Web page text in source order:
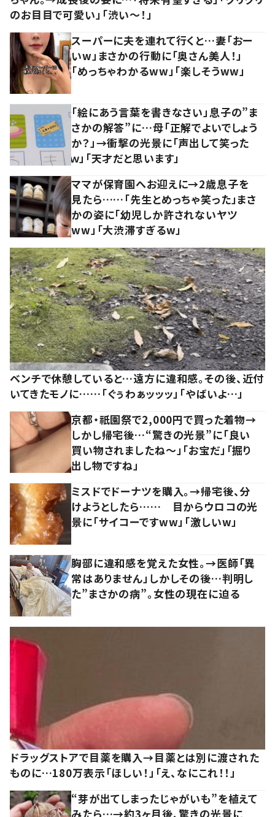
のお目目で可愛い」「渋い～！」
スーパーに夫を連れて行くと…妻「おー
いw」まさかの行動に「奥さん美人！」
「めっちゃわかるww」「楽しそうww」
「絵にあう言葉を書きなさい」息子の”ま
さかの解答”に…母「正解でよいでしょう
か？」→衝撃の光景に「声出して笑った
ｗ」「天才だと思います」
ママが保育園へお迎えに→2歳息子を
見たら……「先生とめっちゃ笑った」まさ
かの姿に「幼児しか許されないヤツ
ww」「大渋滞すぎるw」
ベンチで休憩していると…遠方に違和感。その後、近付
いてきたモノに……「ぐぅわぁッッッ」「やばいよ…」
京都・祇園祭で2,000円で買った着物→
しかし帰宅後…“驚きの光景”に「良い
買い物されましたね～」「お宝だ」「掘り
出し物ですね」
ミスドでドーナツを購入。→帰宅後、分
けようとしたら…… 目からウロコの光
景に「サイコーですww」「激しいw」
胸部に違和感を覚えた女性。→医師「異
常はありません」しかしその後…判明し
た”まさかの病”。女性の現在に迫る
ドラッグストアで目薬を購入→目薬とは別に渡された
ものに…180万表示「ほしい！」「え、なにこれ！！」
“芽が出てしまったじゃがいも”を植えて
みたら…→約3ヶ月後、驚きの光景に